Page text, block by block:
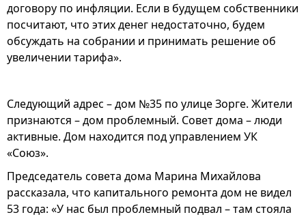
договору по инфляции. Если в будущем собственники
посчитают, что этих денег недостаточно, будем
обсуждать на собрании и принимать решение об
увеличении тарифа».
Следующий адрес – дом №35 по улице Зорге. Жители
признаются – дом проблемный. Совет дома – люди
активные. Дом находится под управлением УК
«Союз».
Председатель совета дома Марина Михайлова
рассказала, что капитального ремонта дом не видел
53 года: «У нас был проблемный подвал – там стояла